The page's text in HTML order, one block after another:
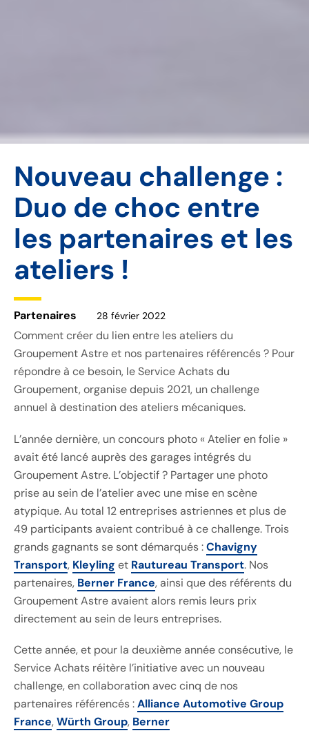
Nouveau challenge :
Duo de choc entre
les partenaires et les
ateliers !
Partenaires 28 février 2022
Comment créer du lien entre les ateliers du
Groupement Astre et nos partenaires référencés ? Pour
répondre à ce besoin, le Service Achats du
Groupement, organise depuis 2021, un challenge
annuel à destination des ateliers mécaniques.
L’année dernière, un concours photo « Atelier en folie »
avait été lancé auprès des garages intégrés du
Groupement Astre. L’objectif ? Partager une photo
prise au sein de l’atelier avec une mise en scène
atypique. Au total 12 entreprises astriennes et plus de
49 participants avaient contribué à ce challenge. Trois
grands gagnants se sont démarqués :Chavigny
Transport, Kleyling et Rautureau Transport. Nos
partenaires, Berner France, ainsi que des référents du
Groupement Astre avaient alors remis leurs prix
directement au sein de leurs entreprises.
Cette année, et pour la deuxième année consécutive, le
Service Achats réitère l’initiative avec un nouveau
challenge, en collaboration avec cinq de nos
partenaires référencés :Alliance Automotive Group
France,Würth Group, Berner